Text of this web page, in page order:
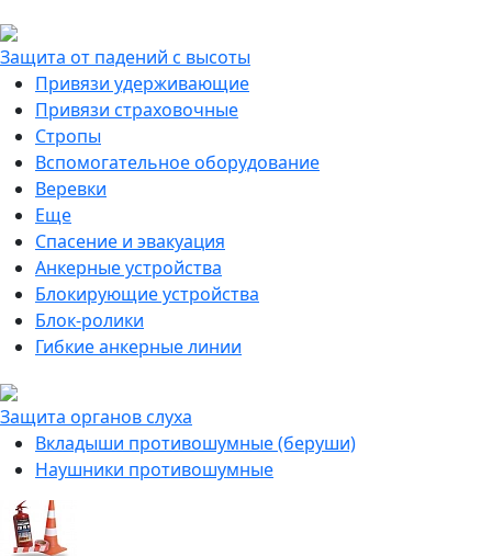
Защита от падений с высоты
Привязи удерживающие
Привязи страховочные
Стропы
Вспомогательное оборудование
Веревки
Еще
Спасение и эвакуация
Анкерные устройства
Блокирующие устройства
Блок-ролики
Гибкие анкерные линии
Защита органов слуха
Вкладыши противошумные (беруши)
Наушники противошумные